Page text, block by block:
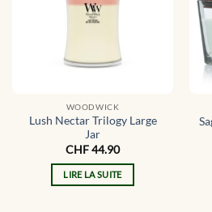
WOODWICK
Lush Nectar Trilogy Large
Jar
CHF44.90
LIRE LA SUITE